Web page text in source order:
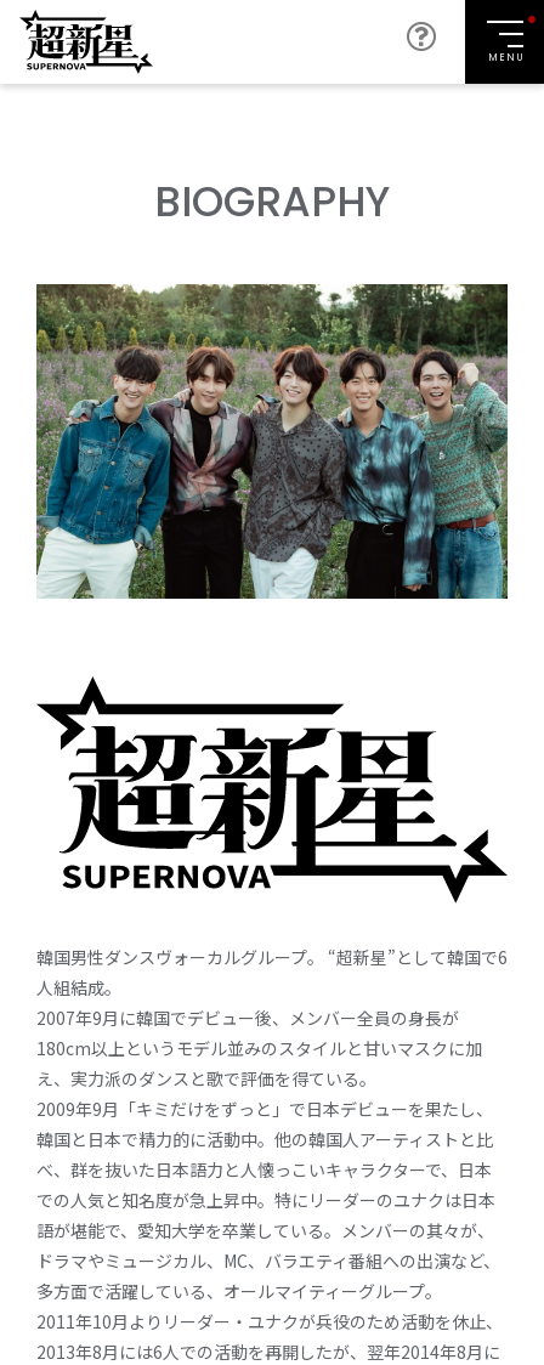
MENU
BIOGRAPHY
韓国男性ダンスヴォーカルグループ。 “超新星”として韓国で6
人組結成。
2007年9月に韓国でデビュー後、メンバー全員の身長が
180cm以上というモデル並みのスタイルと甘いマスクに加
え、実力派のダンスと歌で評価を得ている。
2009年9月「キミだけをずっと」で日本デビューを果たし、
韓国と日本で精力的に活動中。他の韓国人アーティストと比
べ、群を抜いた日本語力と人懐っこいキャラクターで、日本
での人気と知名度が急上昇中。特にリーダーのユナクは日本
語が堪能で、愛知大学を卒業している。メンバーの其々が、
ドラマやミュージカル、MC、バラエティ番組への出演など、
多方面で活躍している、オールマイティーグループ。
2011年10月よりリーダー・ユナクが兵役のため活動を休止、
2013年8月には6人での活動を再開したが、翌年2014年8月に